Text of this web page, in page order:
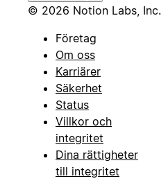
© 2026 Notion Labs, Inc.
Företag
Om oss
Karriärer
Säkerhet
Status
Villkor och
integritet
Dina rättigheter
till integritet